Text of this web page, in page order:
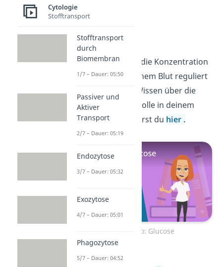
Glucose
Jetzt weißt du, wie die Konzentration
von Glucose in deinem Blut reguliert
wird. Noch mehr Wissen über die
Glucose und ihre Rolle in deinem
Stoffwechsel erfährst du hier .
Zum Video: Glucose
Cytologie
Stofftransport
Stofftransport
durch
Biomembran
1/7 – Dauer: 05:50
Passiver und
Aktiver
Transport
2/7 – Dauer: 05:19
Endozytose
3/7 – Dauer: 05:32
Exozytose
4/7 – Dauer: 05:01
Phagozytose
5/7 – Dauer: 04:52